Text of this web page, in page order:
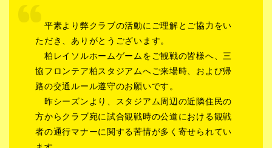
平素より弊クラブの活動にご理解とご協力をい
ただき、ありがとうございます。
柏レイソルホームゲームをご観戦の皆様へ、三
協フロンテア柏スタジアムへご来場時、および帰
路の交通ルール遵守のお願いです。
昨シーズンより、スタジアム周辺の近隣住民の
方からクラブ宛に試合観戦時の公道における観戦
者の通行マナーに関する苦情が多く寄せられてい